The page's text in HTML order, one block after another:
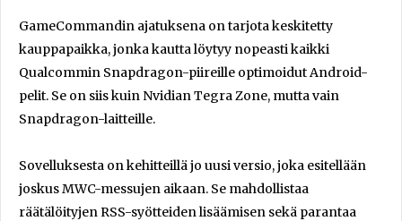
GameCommandin ajatuksena on tarjota keskitetty
kauppapaikka, jonka kautta löytyy nopeasti kaikki
Qualcommin Snapdragon-piireille optimoidut Android-
pelit. Se on siis kuin Nvidian Tegra Zone, mutta vain
Snapdragon-laitteille.
Sovelluksesta on kehitteillä jo uusi versio, joka esitellään
joskus MWC-messujen aikaan. Se mahdollistaa
räätälöityjen RSS-syötteiden lisäämisen sekä parantaa